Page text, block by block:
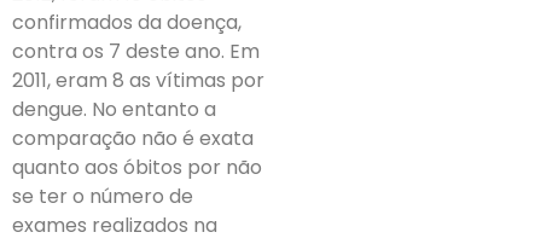
confirmados da doença,
contra os 7 deste ano. Em
2011, eram 8 as vítimas por
dengue. No entanto a
comparação não é exata
quanto aos óbitos por não
se ter o número de
exames realizados na